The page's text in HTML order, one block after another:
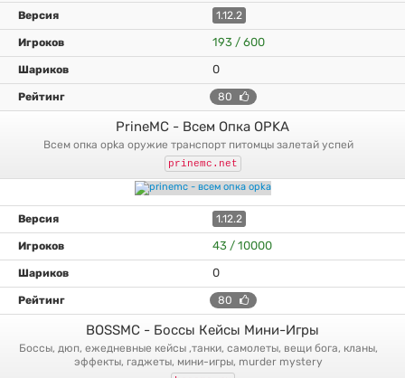
1.12.2
193 / 600
0
80
PrineMC - Всем Опка OPKA
всем опка opka оружие транспорт питомцы залетай успей
prinemc.net
1.12.2
43 / 10000
0
80
BOSSMC - Боссы Кейсы Мини-Игры
боссы, дюп, ежедневные кейсы ,танки, самолеты, вещи бога, кланы,
эффекты, гаджеты, мини-игры, murder mystery